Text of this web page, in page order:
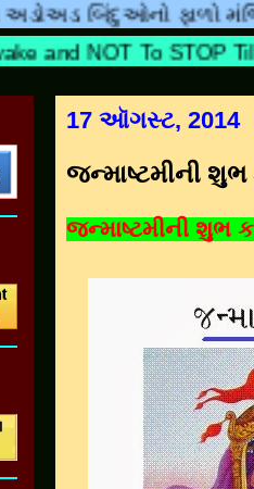
ફાળો મંજિલ
and NOT To
17 ઑગસ્ટ, 2014
જન્માષ્ટમીની
જન્માષ્ટમીની શુભ